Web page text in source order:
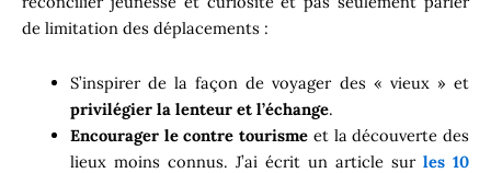
de limitation des déplacements :
S’inspirer de la façon de voyager des « vieux » et
privilégier la lenteur et l’échange.
Encourager le contre tourisme et la découverte des
lieux moins connus. J’ai écrit un article sur les 10